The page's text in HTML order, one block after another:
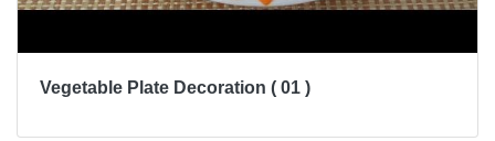
Vegetable Plate Decoration ( 01 )